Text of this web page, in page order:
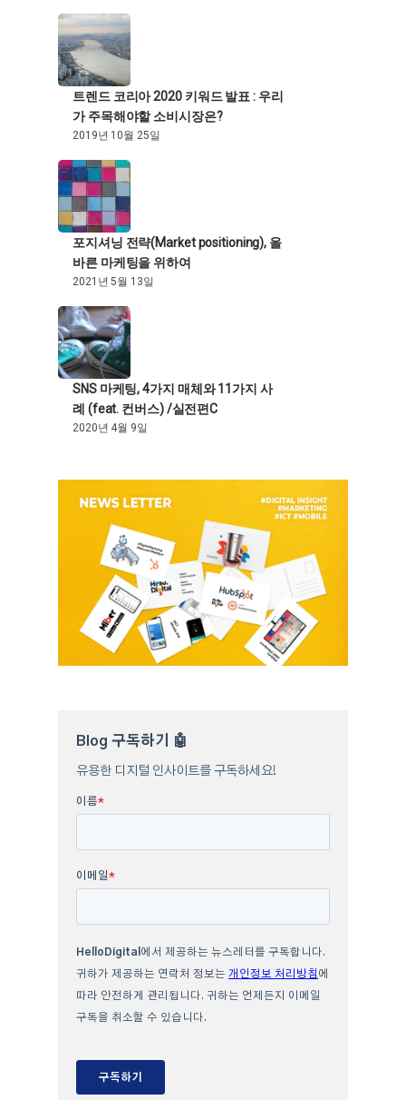
트렌드 코리아 2020 키워드 발표 : 우리
가 주목해야할 소비시장은?
2019년 10월 25일
포지셔닝 전략(Market positioning), 올
바른 마케팅을 위하여
2021년 5월 13일
SNS 마케팅, 4가지 매체와 11가지 사
례 (feat. 컨버스) /실전편C
2020년 4월 9일